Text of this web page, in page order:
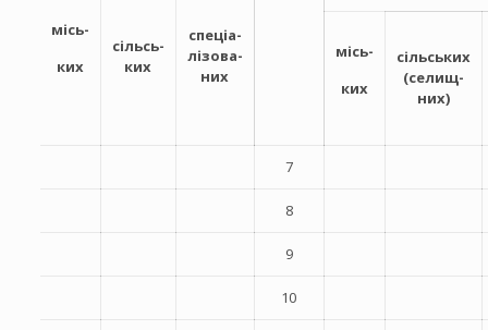
місь-
ких
сільсь-
ких
спеціа-
лізова-
них
місь-
ких
сільських
(селищ-
них)
7
8
9
10